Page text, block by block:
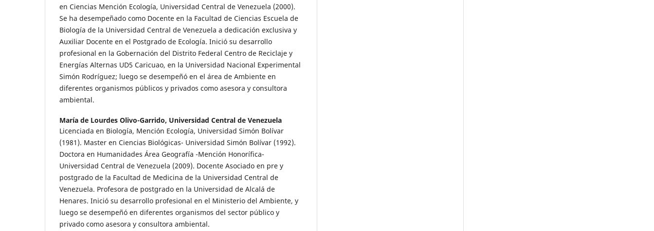
en Ciencias Mención Ecología, Universidad Central de Venezuela (2000).
Se ha desempeñado como Docente en la Facultad de Ciencias Escuela de
Biología de la Universidad Central de Venezuela a dedicación exclusiva y
Auxiliar Docente en el Postgrado de Ecología. Inició su desarrollo
profesional en la Gobernación del Distrito Federal Centro de Reciclaje y
Energías Alternas UD5 Caricuao, en la Universidad Nacional Experimental
Simón Rodríguez; luego se desempeñó en el área de Ambiente en
diferentes organismos públicos y privados como asesora y consultora
ambiental.
María de Lourdes Olivo-Garrido, Universidad Central de Venezuela
Licenciada en Biología, Mención Ecología, Universidad Simón Bolívar
(1981). Master en Ciencias Biológicas- Universidad Simón Bolívar (1992).
Doctora en Humanidades Área Geografía -Mención Honorífica-
Universidad Central de Venezuela (2009). Docente Asociado en pre y
postgrado de la Facultad de Medicina de la Universidad Central de
Venezuela. Profesora de postgrado en la Universidad de Alcalá de
Henares. Inició su desarrollo profesional en el Ministerio del Ambiente, y
luego se desempeñó en diferentes organismos del sector público y
privado como asesora y consultora ambiental.